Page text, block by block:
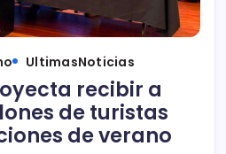
UltimasNoticias
recibir a
de turistas
de verano